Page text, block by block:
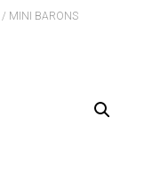
/ MINI BARONS